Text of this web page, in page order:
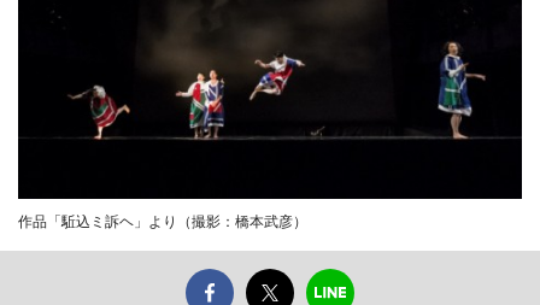
作品「駈込ミ訴ヘ」より（撮影：橋本武彦）